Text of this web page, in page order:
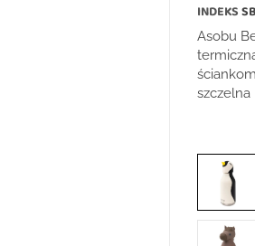
INDEKS
Asobu
szczelna